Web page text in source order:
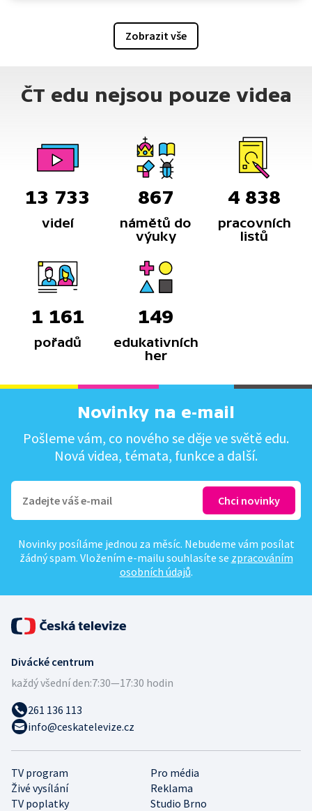
Zobrazit vše
ČT edu nejsou pouze videa
13 733
videí
867
námětů do
výuky
4 838
pracovních
listů
1 161
pořadů
149
edukativních
her
Novinky na e-mail
Pošleme vám, co nového se děje ve světě edu.
Nová videa, témata, funkce a další.
Novinky posíláme jednou za měsíc. Nebudeme vám posílat
žádný spam. Vložením e-mailu souhlasíte se zpracováním
osobních údajů.